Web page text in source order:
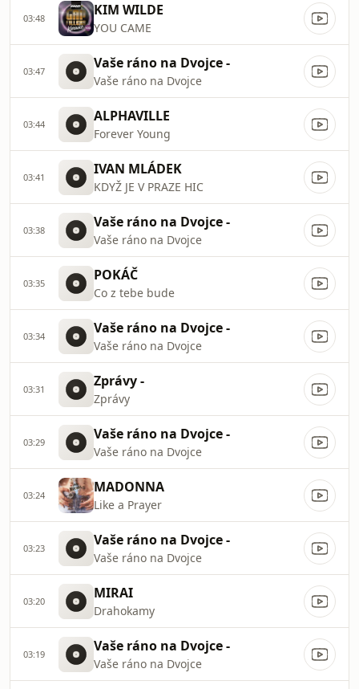
03:48 KIM WILDE
YOU CAME
03:47 Vaše ráno na Dvojce -
Vaše ráno na Dvojce
03:44 ALPHAVILLE
Forever Young
03:41 IVAN MLÁDEK
KDYŽ JE V PRAZE HIC
03:38 Vaše ráno na Dvojce -
Vaše ráno na Dvojce
03:35 POKÁČ
Co z tebe bude
03:34 Vaše ráno na Dvojce -
Vaše ráno na Dvojce
03:31 Zprávy -
Zprávy
03:29 Vaše ráno na Dvojce -
Vaše ráno na Dvojce
03:24 MADONNA
Like a Prayer
03:23 Vaše ráno na Dvojce -
Vaše ráno na Dvojce
03:20 MIRAI
Drahokamy
03:19 Vaše ráno na Dvojce -
Vaše ráno na Dvojce